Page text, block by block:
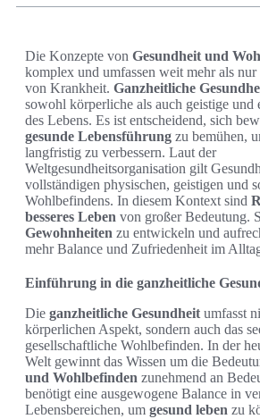
Die Konzepte von Gesundheit und
komplex und umfassen weit mehr als
von Krankheit. Ganzheitliche
sowohl körperliche als auch geistige und
des Lebens. Es ist entscheidend, sich
gesunde Lebensführung zu bemühen,
langfristig zu verbessern. Laut der
Weltgesundheitsorganisation gilt
vollständigen physischen, geistigen und
Wohlbefindens. In diesem Kontext sind
besseres Leben von großer Bedeutung.
Gewohnheiten zu entwickeln und
mehr Balance und Zufriedenheit im
Einführung in die ganzheitliche
Die ganzheitliche Gesundheit umfasst
körperlichen Aspekt, sondern auch das
gesellschaftliche Wohlbefinden. In der
Welt gewinnt das Wissen um die
und Wohlbefinden zunehmend an
benötigt eine ausgewogene Balance in
Lebensbereichen, um gesund leben zu